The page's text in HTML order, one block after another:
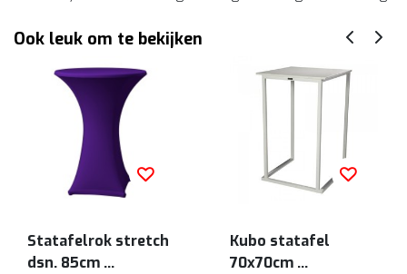
Ook leuk om te bekijken
Statafelrok stretch
dsn. 85cm
Kubo statafel
70x70cm